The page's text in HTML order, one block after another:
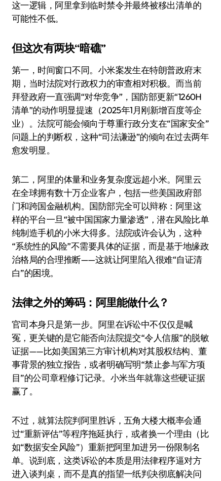
这一逻辑，阿里拿到临时禁令并最终被移出清单的
可能性不低。
但这次有两块“暗礁”
第一，时间窗口不同。小米案发生在特朗普政府末
期，当时法院对行政权力的审查相对积极。而当前
拜登政府一直强调“对华竞争”，国防部更新“1260H
清单”的动作明显提速（2025年1月刚新增百度等企
业）。法院可能会倾向于尊重行政分支在“国家安全”
问题上的判断权，这种“司法谦逊”的倾向在过去两年
愈发明显。
第二，阿里的体量和业务复杂度远超小米。阿里云
在全球拥有数十万企业客户，包括一些美国政府部
门和跨国金融机构。国防部完全可以辩称：阿里这
样的平台一旦“被中国国家力量渗透”，潜在风险比单
纯制造手机的小米大得多。法院或许会认为，这种
“系统性的风险”不需要具体的证据，而是基于地缘政
治格局的合理推断——这就让阿里陷入很难“自证清
白”的困境。
法律之外的筹码：阿里能做什么？
官司本身只是第一步。阿里在诉讼中不仅仅是喊
冤，更关键的是它能否向法院提交“令人信服”的脱敏
证据——比如美国第三方审计机构对其股权结构、董
事背景的独立报告，或者明确写明“禁止参与军方项
目”的公司章程修订记录。小米当年就靠这些硬证据
赢了。
不过，就算法院判阿里胜诉，五角大楼大概率会通
过“重新评估”等程序拖延执行，或者换一个理由（比
如“数据安全风险”）重新把阿里加进另一份限制名
单。说到底，这类诉讼的本质是用法律程序逼对方
进入谈判桌，而不是真的指望一纸判决彻底解决问